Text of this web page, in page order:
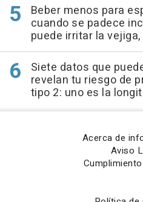
Beber menos para
cuando se padece
puede irritar la
Siete datos que
revelan tu riesgo de
tipo 2: uno es la
Acerca de
Aviso